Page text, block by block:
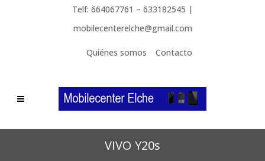
Telf: 664067761 – 633182545 |
mobilecenterelche@gmail.com
Quiénes somos Contacto
VIVO Y20s